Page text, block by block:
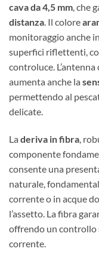
cava da 4,5 mm, che
distanza. Il colore
monitoraggio anche
superfici riflettenti,
controluce.
aumenta anche la
permettendo al
delicate.
La deriva in fibra ,
componente
consente una
naturale,
corrente o in acque
l’assetto. La fibra
offrendo un controllo
corrente.